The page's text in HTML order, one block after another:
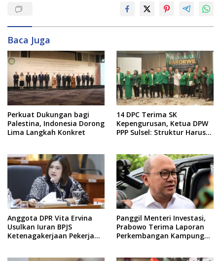
Baca Juga
Perkuat Dukungan bagi
Palestina, Indonesia Dorong
Lima Langkah Konkret
14 DPC Terima SK
Kepengurusan, Ketua DPW
PPP Sulsel: Struktur Harus
Anggota DPR Vita Ervina
Usulkan Iuran BPJS
Ketenagakerjaan Pekerja
Panggil Menteri Investasi,
Prabowo Terima Laporan
Perkembangan Kampung